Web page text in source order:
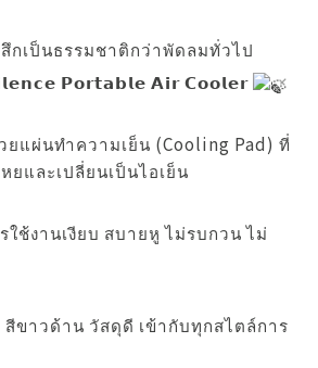
กเป็นธรรมชาติกว่าพัดลมทั่วไป
𝗣𝗼𝗿𝘁𝗮𝗯𝗹𝗲 𝗔𝗶𝗿 𝗖𝗼𝗼𝗹𝗲𝗿
แผ่นทำความเย็น (Cooling Pad) ที่
ยและเปลี่ยนเป็นไอเย็น
ใช้งานเงียบ สบายหู ไม่รบกวน ไม่
สีขาวด้าน วัสดุดี เข้ากับทุกสไตล์การ